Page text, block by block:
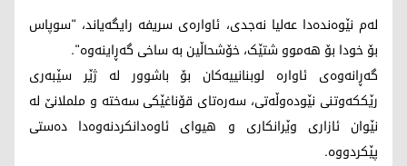
لەم نێوەندەدا عەلیا نەجدی، ئاوارەی سریفە رایگەیاند، "سوپاس
بۆ خودا بۆ هەموو شتێک، خۆشحاڵین بە ساخی گەڕاینەوە".
گەڕانەوەی ئاوارە لوبنانییەکان بۆ باشوور لە ژێر سێبەری
رێککەوتنی نێودەوڵەتی، سەرەتای قۆناغێکی سەختە و ململانێ لە
نێوان ئازاری وێرانکاری و هیوای ئاوەدانکردنەوەدا دەستی
پێکردووە.